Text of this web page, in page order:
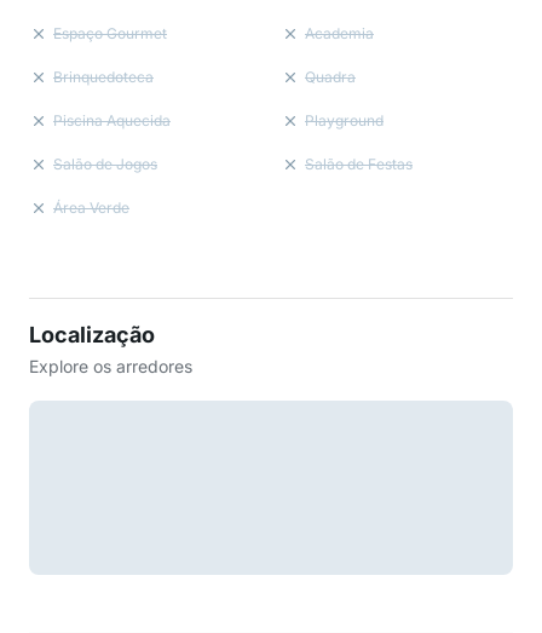
Espaço Gourmet Academia
Brinquedoteca Quadra
Piscina Aquecida Playground
Salão de Jogos Salão de Festas
Área Verde
Localização
Explore os arredores